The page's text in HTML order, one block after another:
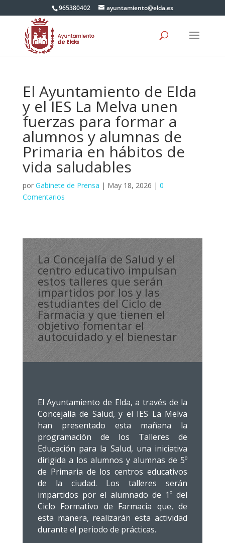
965380402 ayuntamiento@elda.es
El Ayuntamiento de Elda
y el IES La Melva unen
fuerzas para formar a
alumnos y alumnas de
Primaria en hábitos de
vida saludables
por Gabinete de Prensa | May 18, 2026 | 0
Comentarios
La Concejalía de Salud y el
centro educativo impulsan
estos talleres que serán
impartidos por los y las
estudiantes del Ciclo de
Farmacia y que tienen el
objetivo fomentar el
autocuidado y el bienestar
El Ayuntamiento de Elda, a través de la
Concejalía de Salud, y el IES La Melva
han presentado esta mañana la
programación de los Talleres de
Educación para la Salud, una iniciativa
dirigida a los alumnos y alumnas de 5º
de Primaria de los centros educativos
de la ciudad. Los talleres serán
impartidos por el alumnado de 1º del
Ciclo Formativo de Farmacia que, de
esta manera, realizarán esta actividad
durante el periodo de prácticas.